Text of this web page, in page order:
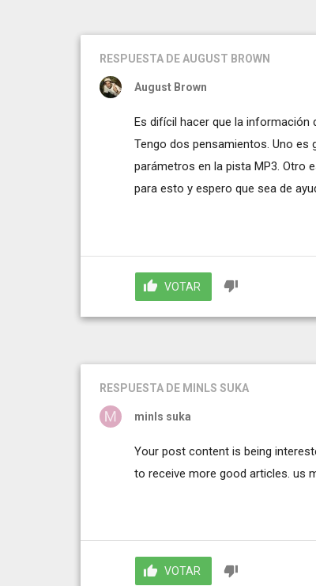
RESPUESTA DE AUGUST BROWN
August Brown
Es difícil hacer que la información
Tengo dos pensamientos. Uno es
parámetros en la pista MP3. Otro
para esto y espero que sea de
VOTAR
RESPUESTA DE MINLS SUKA
minls suka
Your post content is being
to receive more good articles. us
VOTAR